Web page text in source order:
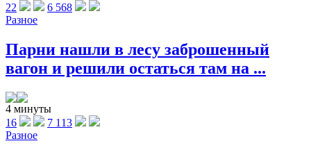
22
6 568
Разное
Парни нашли в лесу заброшенный
вагон и решили остаться там на ...
4 минуты
16
7 113
Разное